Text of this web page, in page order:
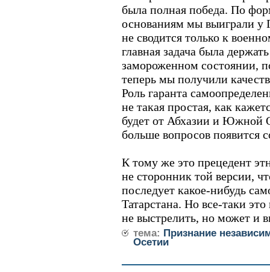
была полная победа. По
основаниям мы выиграли у
не сводится только к
главная задача была
замороженном состоянии,
теперь мы получили
Роль гаранта
не такая простая, как
будет от Абхазии и Южной
больше вопросов появится
К тому же это прецедент
не сторонник той версии,
последует какое-нибудь
Татарстана. Но все-таки
не выстрелить, но может и
тема: Признание
Осетии